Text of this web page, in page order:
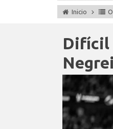
Inicio
Difícil